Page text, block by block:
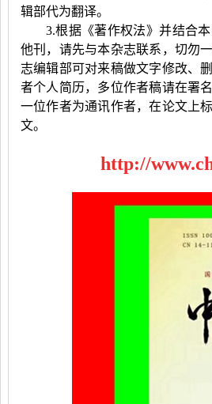
辑部代为翻译。
3.根据《著作权法》并结合
他刊，请先与本杂志联系，切勿
志编辑部可对来稿做文字修改、
者个人简历，多位作者稿请在署
一位作者为通讯作者，在论文上
文。
http://